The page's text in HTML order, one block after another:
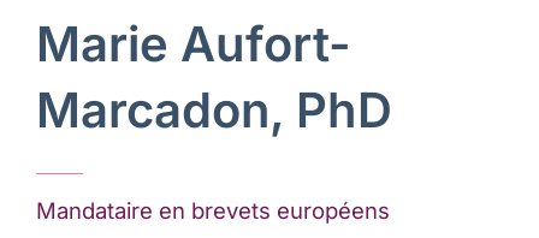
Marie Aufort-
Marcadon, PhD
Mandataire en brevets européens